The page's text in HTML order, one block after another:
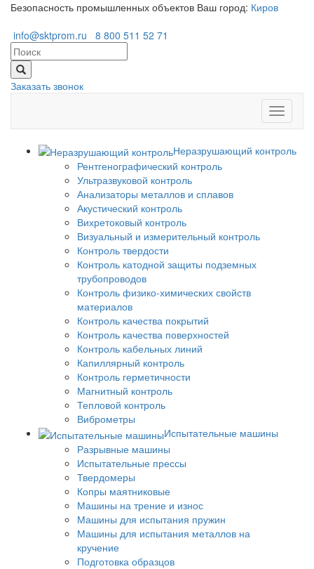
Безопасность промышленных объектов Ваш город: Киров
info@sktprom.ru
8 800 511 52 71
Заказать звонок
Неразрушающий контроль
Рентгенографический контроль
Ультразвуковой контроль
Анализаторы металлов и сплавов
Акустический контроль
Вихретоковый контроль
Визуальный и измерительный контроль
Контроль твердости
Контроль катодной защиты подземных
трубопроводов
Контроль физико-химических свойств
материалов
Контроль качества покрытий
Контроль качества поверхностей
Контроль кабельных линий
Капиллярный контроль
Контроль герметичности
Магнитный контроль
Тепловой контроль
Виброметры
Испытательные машины
Разрывные машины
Испытательные прессы
Твердомеры
Копры маятниковые
Машины на трение и износ
Машины для испытания пружин
Машины для испытания металлов на
кручение
Подготовка образцов